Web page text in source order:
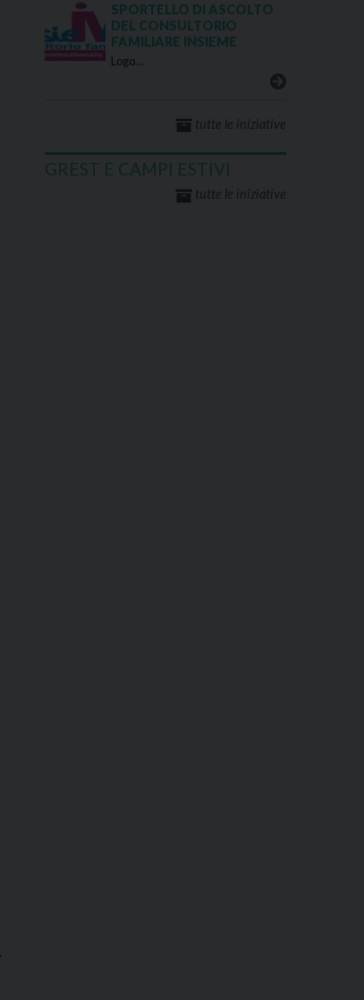
SPORTELLO DI ASCOLTO
DEL CONSULTORIO
FAMILIARE INSIEME
Logo…
tutte le iniziative
GREST E CAMPI ESTIVI
tutte le iniziative